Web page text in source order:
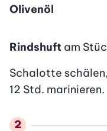
Olivenöl
Rindshuft am
Schalotte
12 Std. marinieren.